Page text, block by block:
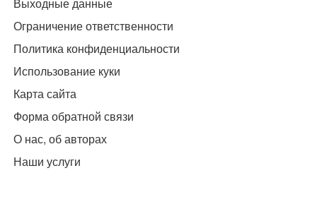
Ограничение ответственности
Политика конфиденциальности
Использование куки
Карта сайта
Форма обратной связи
О нас, об авторах
Наши услуги